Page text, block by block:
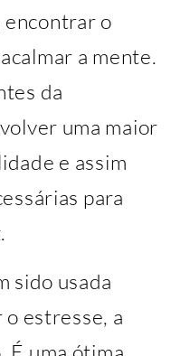
encontrar o
a mente.
da
uma maior
e assim
para
sido usada
estresse, a